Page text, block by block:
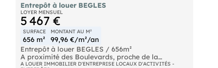
Entrepôt à louer BEGLES
LOYER MENSUEL
5 467 €
SURFACE
656 m²
MONTANT AU M²
99,96 €/m²/an
Entrepôt à louer BEGLES / 656m²
A proximité des Boulevards, proche de la
"barrière de Bègles", entrepôt à louer d'env. 656m²
A LOUER IMMOBILIER D'ENTREPRISE LOCAUX D'ACTIVITÉS -